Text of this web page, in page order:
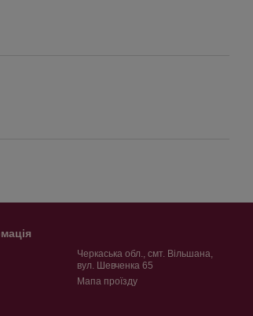
Черкаська обл., смт. Вільшана,
вул. Шевченка 65
Мапа проїзду